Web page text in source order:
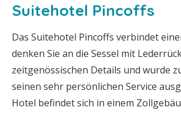
Suitehotel Pincoffs
Das Suitehotel Pincoffs verbindet
denken Sie an die Sessel mit
zeitgenössischen Details und wurde
seinen sehr persönlichen Service
Hotel befindet sich in einem